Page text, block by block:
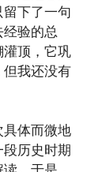
下了一句
验的总
顶，它巩
但我还没有
具体而微地
历史时期